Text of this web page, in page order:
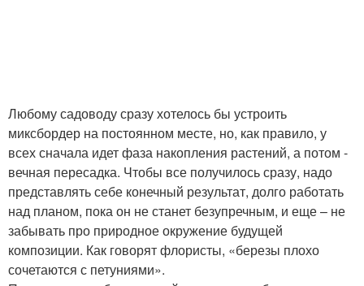
Любому садоводу сразу хотелось бы устроить
миксбордер на постоянном месте, но, как правило, у
всех сначала идет фаза накопления растений, а потом -
вечная пересадка. Чтобы все получилось сразу, надо
представлять себе конечный результат, долго работать
над планом, пока он не станет безупречным, и еще – не
забывать про природное окружение будущей
композиции. Как говорят флористы, «березы плохо
сочетаются с петуниями».